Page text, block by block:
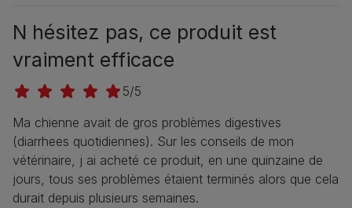
N hésitez pas, ce produit est
vraiment efficace
5/5
Ma chienne avait de gros problèmes digestives
(diarrhees quotidiennes). Sur les conseils de mon
vétérinaire, j ai acheté ce produit, en une quinzaine de
jours, tous ses problèmes étaient terminés alors que cela
durait depuis plusieurs semaines.